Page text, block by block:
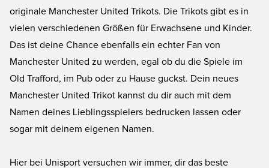
originale Manchester United Trikots. Die Trikots gibt es in
vielen verschiedenen Größen für Erwachsene und Kinder.
Das ist deine Chance ebenfalls ein echter Fan von
Manchester United zu werden, egal ob du die Spiele im
Old Trafford, im Pub oder zu Hause guckst. Dein neues
Manchester United Trikot kannst du dir auch mit dem
Namen deines Lieblingsspielers bedrucken lassen oder
sogar mit deinem eigenen Namen.
Hier bei Unisport versuchen wir immer, dir das beste